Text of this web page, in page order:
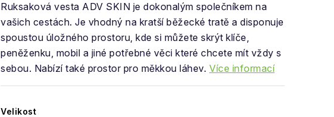
Ruksaková vesta ADV SKIN je dokonalým společníkem na
vašich cestách. Je vhodný na kratší běžecké tratě a disponuje
spoustou úložného prostoru, kde si můžete skrýt klíče,
peněženku, mobil a jiné potřebné věci které chcete mít vždy s
sebou. Nabízí také prostor pro měkkou láhev. Více informací
Velikost